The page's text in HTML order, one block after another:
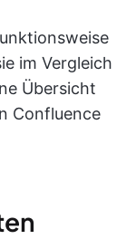
im Vergleich
Übersicht
Confluence